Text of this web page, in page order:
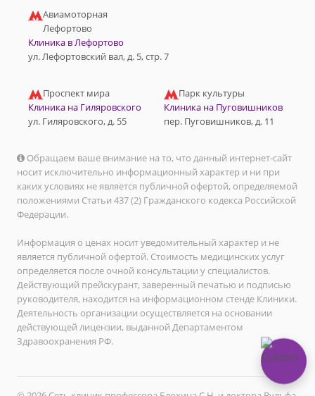
Авиамоторная
Лефортово
Клиника в Лефортово
ул. Лефортовский вал, д. 5, стр. 7
Проспект мира
Клиника на Гиляровского
ул. Гиляровского, д. 55
Парк культуры
Клиника на Пуговишников
пер. Пуговишников, д. 11
Обращаем ваше внимание на то, что данный интернет-сайт
носит исключительно информационный характер и ни при
каких условиях не является публичной офертой, определяемой
положениями Статьи 437 (2) Гражданского кодекса Российской
Федерации.
Информация о ценах носит уведомительный характер и не
является публичной офертой. Стоимость медицинских услуг
определяется после очной консультации у специалистов.
Действующий прейскурант, заверенный печатью и подписью
руководителя, находится на информационном стенде Клиники.
Деятельность организации осуществляется на основании
действующей лицензии, выданной Департаментом
Здравоохранения РФ.